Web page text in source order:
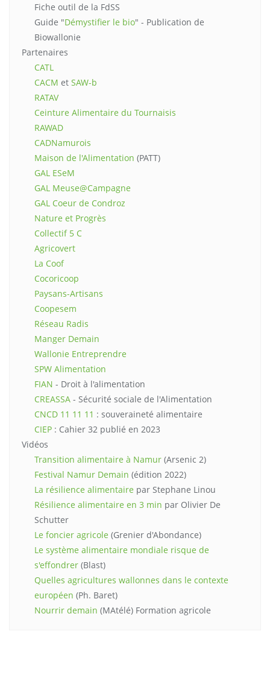
Fiche outil de la FdSS
Guide "Démystifier le bio" - Publication de
Biowallonie
Partenaires
CATL
CACM et SAW-b
RATAV
Ceinture Alimentaire du Tournaisis
RAWAD
CADNamurois
Maison de l'Alimentation (PATT)
GAL ESeM
GAL Meuse@Campagne
GAL Coeur de Condroz
Nature et Progrès
Collectif 5 C
Agricovert
La Coof
Cocoricoop
Paysans-Artisans
Coopesem
Réseau Radis
Manger Demain
Wallonie Entreprendre
SPW Alimentation
FIAN - Droit à l'alimentation
CREASSA - Sécurité sociale de l'Alimentation
CNCD 11 11 11 : souveraineté alimentaire
CIEP : Cahier 32 publié en 2023
Vidéos
Transition alimentaire à Namur (Arsenic 2)
Festival Namur Demain (édition 2022)
La résilience alimentaire par Stephane Linou
Résilience alimentaire en 3 min par Olivier De
Schutter
Le foncier agricole (Grenier d'Abondance)
Le système alimentaire mondiale risque de
s'effondrer (Blast)
Quelles agricultures wallonnes dans le contexte
européen (Ph. Baret)
Nourrir demain (MAtélé) Formation agricole